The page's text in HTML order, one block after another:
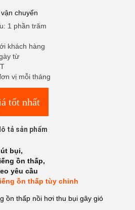
chuyển
1 phần trăm
khách hàng
từ
vị mỗi tháng
tốt nhất
tả sản phẩm
bụi,
ồn thấp,
yêu cầu
ồn thấp tùy chỉnh
ồn thấp nồi hơi thu bụi gây gió